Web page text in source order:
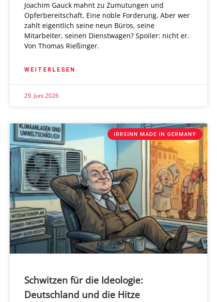
Joachim Gauck mahnt zu Zumutungen und
Opferbereitschaft. Eine noble Forderung. Aber wer
zahlt eigentlich seine neun Büros, seine
Mitarbeiter, seinen Dienstwagen? Spoiler: nicht er.
Von Thomas Rießinger.
WEITERLESEN
29. Juni 2026
IRRSINN MADE IN GERMANY
Schwitzen für die Ideologie:
Deutschland und die Hitze